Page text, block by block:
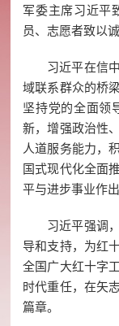
军委主席习近平
员、志愿者致以
习近平在信
域联系群众的桥
坚持党的全面领
新，增强政治性
人道服务能力，
国式现代化全面
平与进步事业作
习近平强调
导和支持，为红
全国广大红十字
时代重任，在矢
篇章。